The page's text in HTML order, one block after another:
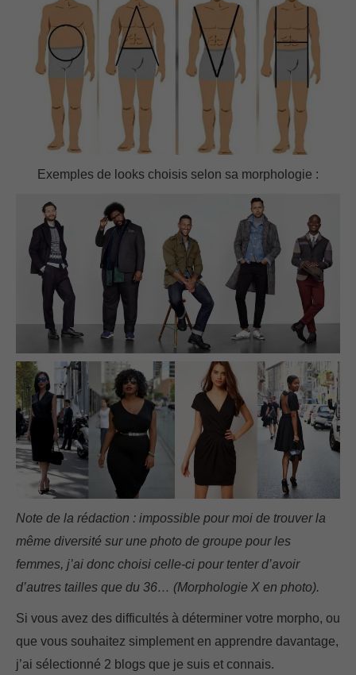
Exemples de looks choisis selon sa morphologie :
Note de la rédaction : impossible pour moi de trouver la
même diversité sur une photo de groupe pour les
femmes, j’ai donc choisi celle-ci pour tenter d’avoir
d’autres tailles que du 36… (Morphologie X en photo).
Si vous avez des difficultés à déterminer votre morpho, ou
que vous souhaitez simplement en apprendre davantage,
j’ai sélectionné 2 blogs que je suis et connais.